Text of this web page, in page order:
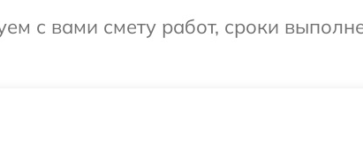
с вами смету работ, сроки